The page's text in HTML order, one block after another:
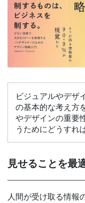
ビジュアルやデザ
の基本的な考え方
やデザインの重要
うためにどうすれ
見せることを最
人間が受け取る情報